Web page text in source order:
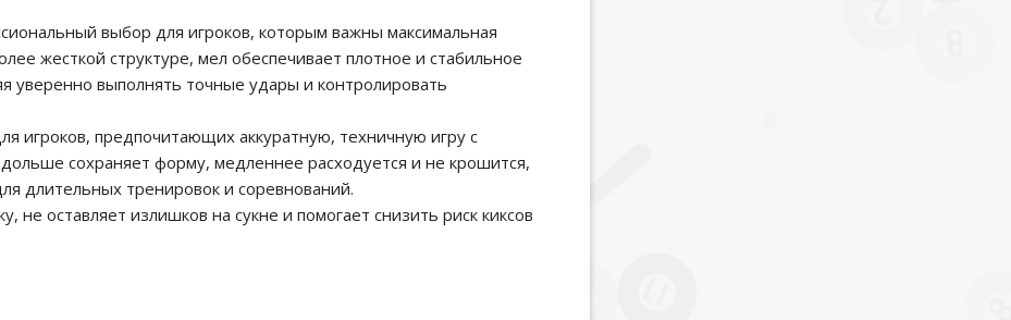
выбор для игроков, которым важны максимальная
жесткой структуре, мел обеспечивает плотное и стабильное
уверенно выполнять точные удары и контролировать
игроков, предпочитающих аккуратную, техничную игру с
сохраняет форму, медленнее расходуется и не крошится,
длительных тренировок и соревнований.
не оставляет излишков на сукне и помогает снизить риск киксов